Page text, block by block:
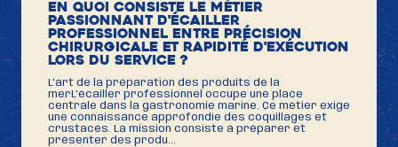
En quoi consiste le métier
passionnant d'écailler
professionnel entre précision
chirurgicale et rapidité d'exécution
lors du service ?
L'art de la préparation des produits de la
merL'écailler professionnel occupe une place
centrale dans la gastronomie marine. Ce métier exige
une connaissance approfondie des coquillages et
crustacés. La mission consiste à préparer et
présenter des produ...